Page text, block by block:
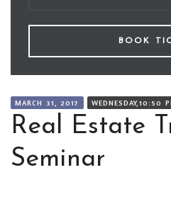
BOOK
MARCH 31, 2017 WEDNESDAY,10:50
Real Estate
Seminar